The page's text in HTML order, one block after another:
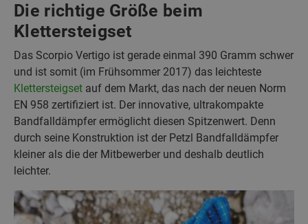
Die richtige Größe beim
Klettersteigset
Das Scorpio Vertigo ist gerade einmal 390 Gramm schwer
und ist somit (im Frühsommer 2017) das leichteste
Klettersteigset auf dem Markt, das nach der neuen Norm
EN 958 zertifiziert ist. Der innovative, ultrakompakte
Bandfalldämpfer ermöglicht diesen Spitzenwert. Denn
durch seine Konstruktion ist der Petzl Bandfalldämpfer
kleiner als die der Mitbewerber und deshalb deutlich
leichter.